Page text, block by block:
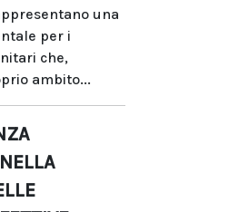
una
per i
che,
ambito...